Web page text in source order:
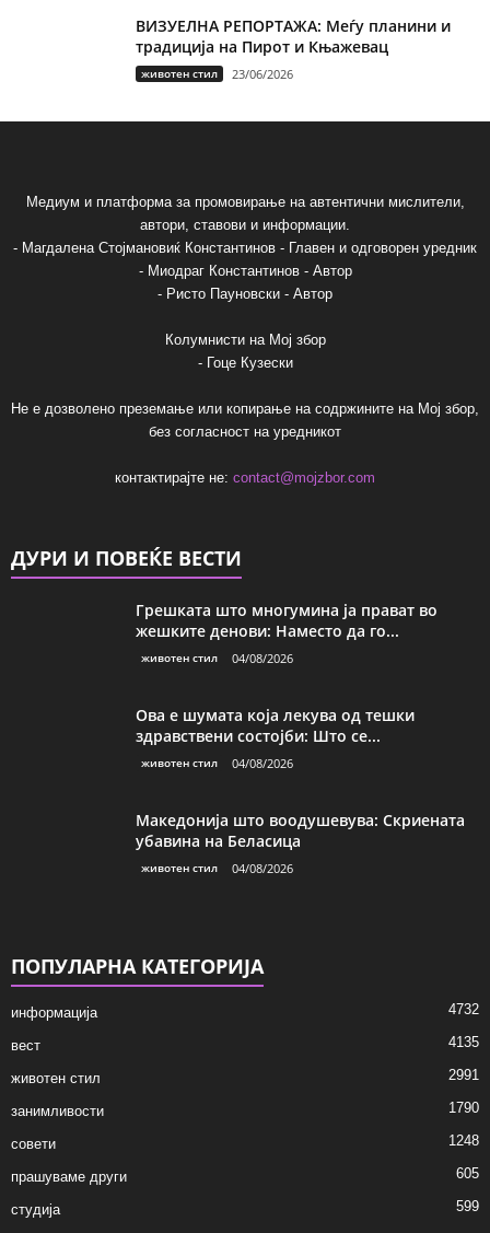
ВИЗУЕЛНА РЕПОРТАЖА: Меѓу планини и
традиција на Пирот и Књажевац
животен стил 23/06/2026
Медиум и платформа за промовирање на автентични мислители,
автори, ставови и информации.
- Магдалена Стојмановиќ Константинов - Главен и одговорен уредник
- Миодраг Константинов - Автор
- Ристо Пауновски - Автор
Колумнисти на Мој збор
- Гоце Кузески
Не е дозволено преземање или копирање на содржините на Мој збор,
без согласност на уредникот
контактирајте не: contact@mojzbor.com
ДУРИ И ПОВЕЌЕ ВЕСТИ
Грешката што многумина ја прават во
жешките денови: Наместо да го...
животен стил 04/08/2026
Ова е шумата која лекува од тешки
здравствени состојби: Што се...
животен стил 04/08/2026
Македонија што воодушевува: Скриената
убавина на Беласица
животен стил 04/08/2026
ПОПУЛАРНА КАТЕГОРИЈА
информација 4732
вест 4135
животен стил 2991
занимливости 1790
совети 1248
прашуваме други 605
студија 599